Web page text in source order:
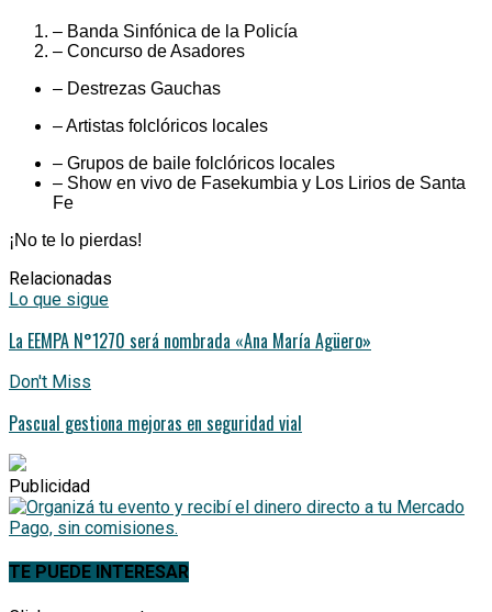
– Banda Sinfónica de la Policía
– Concurso de Asadores
– Destrezas Gauchas
– Artistas folclóricos locales
– Grupos de baile folclóricos locales
– Show en vivo de Fasekumbia y Los Lirios de Santa
Fe
¡No te lo pierdas!
Relacionadas
Lo que sigue
La EEMPA N°1270 será nombrada «Ana María Agüero»
Don't Miss
Pascual gestiona mejoras en seguridad vial
Publicidad
TE PUEDE INTERESAR